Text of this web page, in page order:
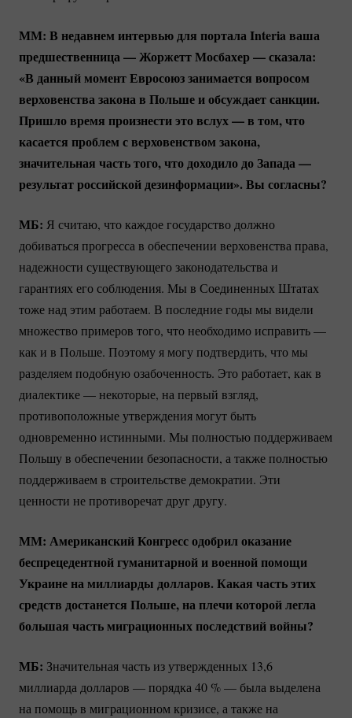
ММ: В недавнем интервью для портала Interia ваша
предшественница — Жоржетт Мосбахер — сказала:
«В данный момент Евросоюз занимается вопросом
верховенства закона в Польше и обсуждает санкции.
Пришло время произнести это вслух — в том, что
касается проблем с верховенством закона,
значительная часть того, что доходило до Запада —
результат российской дезинформации». Вы согласны?
МБ: Я считаю, что каждое государство должно
добиваться прогресса в обеспечении верховенства права,
надежности существующего законодательства и
гарантиях его соблюдения. Мы в Соединенных Штатах
тоже над этим работаем. В последние годы мы видели
множество примеров того, что необходимо исправить —
как и в Польше. Поэтому я могу подтвердить, что мы
разделяем подобную озабоченность. Это работает, как в
диалектике — некоторые, на первый взгляд,
противоположные утверждения могут быть
одновременно истинными. Мы полностью поддерживаем
Польшу в обеспечении безопасности, а также полностью
поддерживаем в строительстве демократии. Эти
ценности не противоречат друг другу.
ММ: Американский Конгресс одобрил оказание
беспрецедентной гуманитарной и военной помощи
Украине на миллиарды долларов. Какая часть этих
средств достанется Польше, на плечи которой легла
большая часть миграционных последствий войны?
МБ: Значительная часть из утвержденных 13,6
миллиарда долларов — порядка 40 %— была выделена
на помощь в миграционном кризисе, а также на